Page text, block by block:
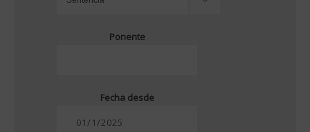
Ponente
Fecha desde